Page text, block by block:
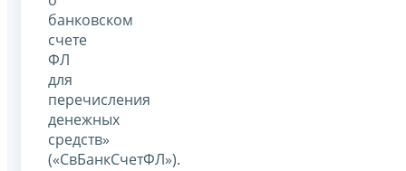
банковском
счете
ФЛ
для
перечисления
денежных
средств»
(«СвБанкСчетФЛ»).